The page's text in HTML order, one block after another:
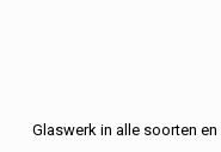
Glaswerk in alle soorten